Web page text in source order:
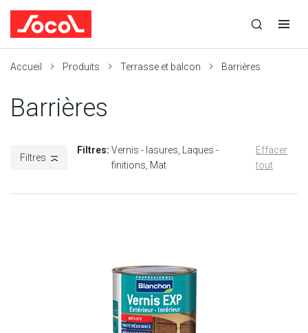
recherche
recherche
navigation
Accueil Produits Terrasse et balcon Barrières
Barrières
Filtres
Filtres:Vernis - lasures
Laques -
finitions Mat
Effacer
tout